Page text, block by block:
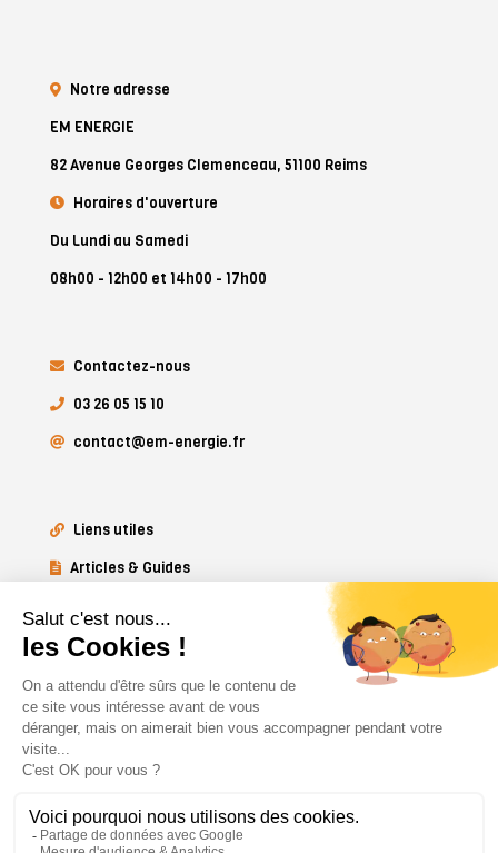
Notre adresse
EM ENERGIE
82 Avenue Georges Clemenceau, 51100 Reims
Horaires d'ouverture
Du Lundi au Samedi
08h00 - 12h00 et 14h00 - 17h00
Contactez-nous
03 26 05 15 10
contact@em-energie.fr
Liens utiles
Articles & Guides